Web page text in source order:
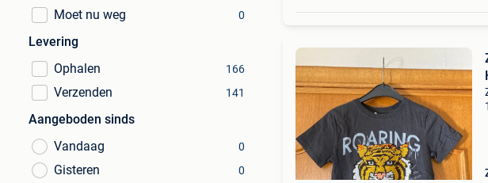
Moet nu weg
0
Levering
Ophalen
166
Verzenden 141
Aangeboden sinds
Vandaag
0
Gisteren 0